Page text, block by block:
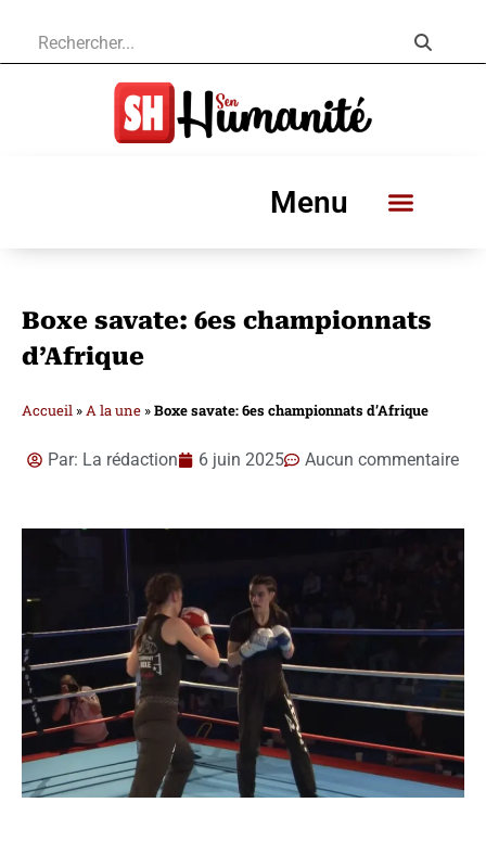
Menu
Boxe savate: 6es championnats
d’Afrique
Accueil »A la une »Boxe savate: 6es championnats d’Afrique
Par: La rédaction 6 juin 2025 Aucun commentaire